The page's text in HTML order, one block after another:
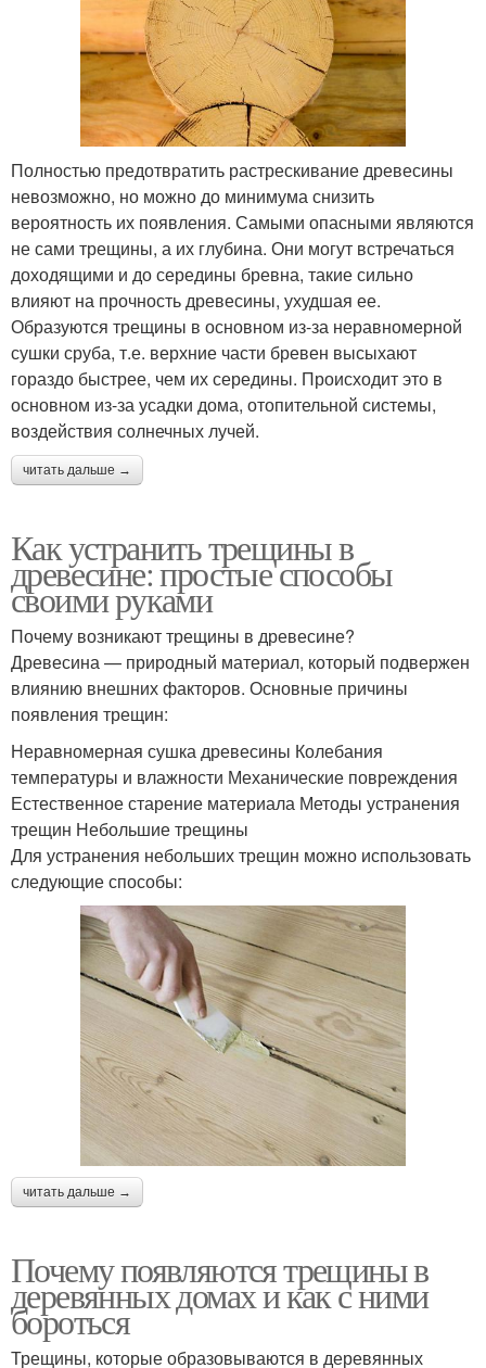
Полностью предотвратить растрескивание древесины
невозможно, но можно до минимума снизить
вероятность их появления. Самыми опасными являются
не сами трещины, а их глубина. Они могут встречаться
доходящими и до середины бревна, такие сильно
влияют на прочность древесины, ухудшая ее.
Образуются трещины в основном из-за неравномерной
сушки сруба, т.е. верхние части бревен высыхают
гораздо быстрее, чем их середины. Происходит это в
основном из-за усадки дома, отопительной системы,
воздействия солнечных лучей.
читать дальше →
Как устранить трещины в
древесине: простые способы
своими руками
Почему возникают трещины в древесине?
Древесина — природный материал, который подвержен
влиянию внешних факторов. Основные причины
появления трещин:
Неравномерная сушка древесины Колебания
температуры и влажности Механические повреждения
Естественное старение материала Методы устранения
трещин Небольшие трещины
Для устранения небольших трещин можно использовать
следующие способы:
читать дальше →
Почему появляются трещины в
деревянных домах и как с ними
бороться
Трещины, которые образовываются в деревянных